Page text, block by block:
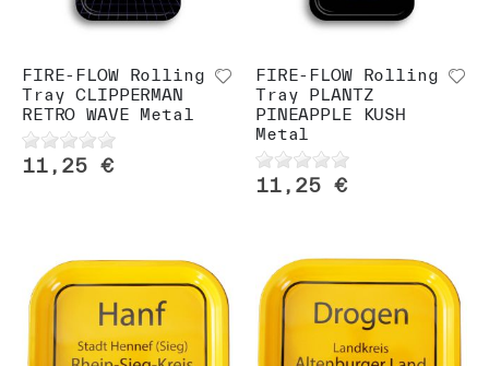
FIRE-FLOW Rolling
Tray CLIPPERMAN
RETRO WAVE Metal
11,25 €
FIRE-FLOW Rolling
Tray PLANTZ
PINEAPPLE KUSH
Metal
11,25 €